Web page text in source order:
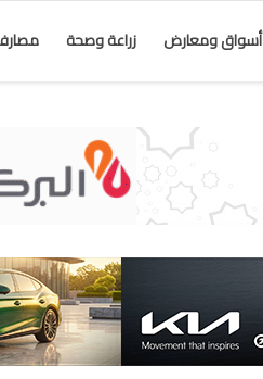
أسواق ومعارض زراعة وصحة